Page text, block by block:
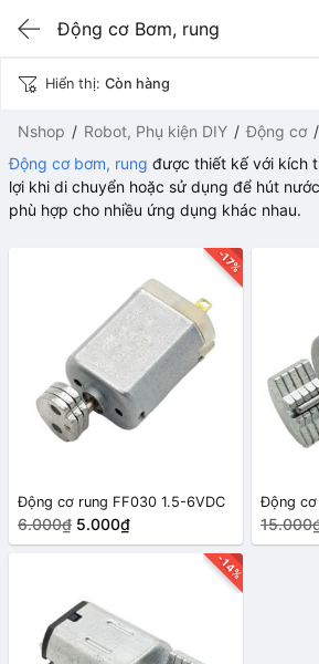
Động cơ Bơm, rung
Nshop Robot, Phụ kiện DIY Động cơ
Động cơ bơm, rung được thiết kế với kích
lợi khi di chuyển hoặc sử dụng để hút
phù hợp cho nhiều ứng dụng khác nhau.
Hiển thị: Còn hàng
-17%
Động cơ rung FF030 1.5-6VDC
6.000₫ 5.000₫
Động cơ
-14%